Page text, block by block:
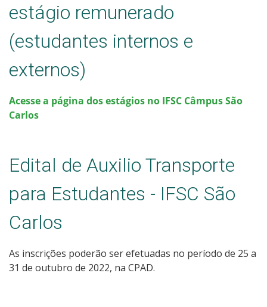
estágio remunerado
(estudantes internos e
externos)
Acesse a página dos estágios no IFSC Câmpus São
Carlos
Edital de Auxilio Transporte
para Estudantes - IFSC São
Carlos
As inscrições poderão ser efetuadas no período de 25 a
31 de outubro de 2022, na CPAD.